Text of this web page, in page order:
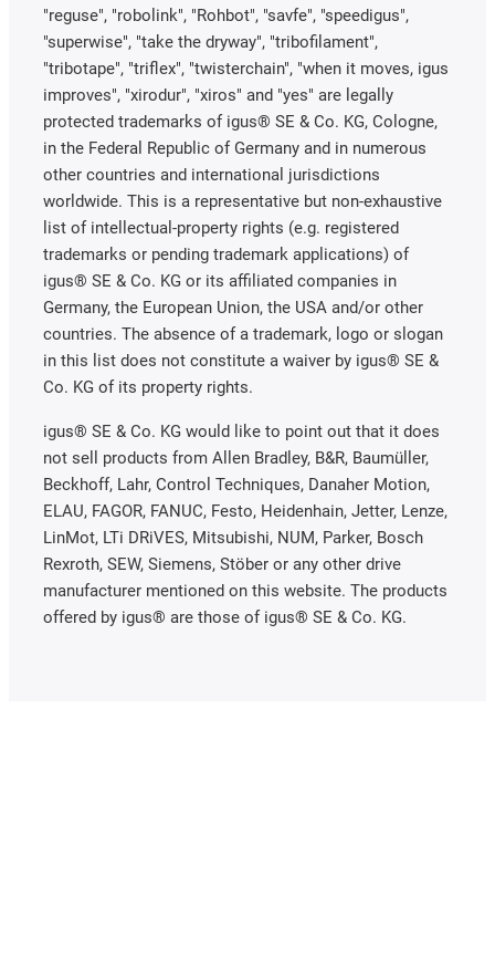
"reguse", "robolink", "Rohbot", "savfe", "speedigus",
"superwise", "take the dryway", "tribofilament",
"tribotape", "triflex", "twisterchain", "when it moves, igus
improves", "xirodur", "xiros" and "yes" are legally
protected trademarks of igus® SE & Co. KG, Cologne,
in the Federal Republic of Germany and in numerous
other countries and international jurisdictions
worldwide. This is a representative but non-exhaustive
list of intellectual-property rights (e.g. registered
trademarks or pending trademark applications) of
igus® SE & Co. KG or its affiliated companies in
Germany, the European Union, the USA and/or other
countries. The absence of a trademark, logo or slogan
in this list does not constitute a waiver by igus® SE &
Co. KG of its property rights.
igus® SE & Co. KG would like to point out that it does
not sell products from Allen Bradley, B&R, Baumüller,
Beckhoff, Lahr, Control Techniques, Danaher Motion,
ELAU, FAGOR, FANUC, Festo, Heidenhain, Jetter, Lenze,
LinMot, LTi DRiVES, Mitsubishi, NUM, Parker, Bosch
Rexroth, SEW, Siemens, Stöber or any other drive
manufacturer mentioned on this website. The products
offered by igus® are those of igus® SE & Co. KG.